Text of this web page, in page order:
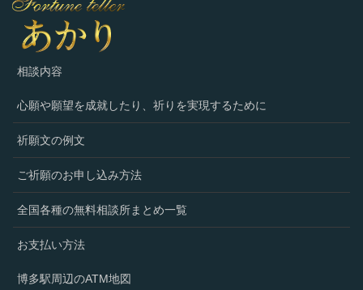
相談内容
心願や願望を成就したり、祈りを実現するために
祈願文の例文
ご祈願のお申し込み方法
全国各種の無料相談所まとめ一覧
お支払い方法
博多駅周辺のATM地図